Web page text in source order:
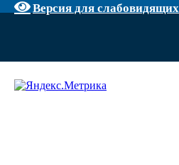
Версия для слабовидящих